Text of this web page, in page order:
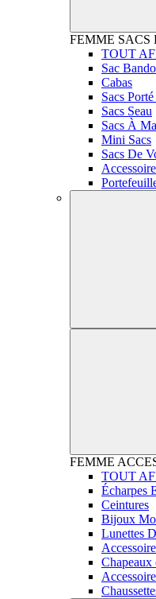
FEMME SACS
TOUT
Sac
Cabas
Sacs
Sacs Seau
Sacs À
Mini Sacs
Sacs De
FEMME
TOUT
Écharpes
Ceintures
Bijoux
Lunettes
Chapeaux